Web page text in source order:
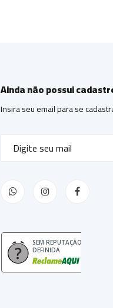
Ainda não possui
Insira seu email para se
SEM REPUTAÇÃO
DEFINIDA